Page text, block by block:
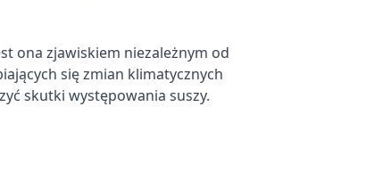
ona zjawiskiem niezależnym od
się zmian klimatycznych
skutki występowania suszy.